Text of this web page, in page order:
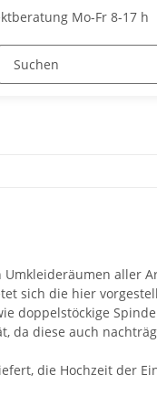
Mo-Fr 8-17 h
Spinde
aller
sich die hier
doppelstöckige
da diese auch
die Hochzeit der